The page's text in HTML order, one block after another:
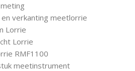
verkanting meetlorrie
Lorrie
Lorrie
RMF1100
meetinstrument